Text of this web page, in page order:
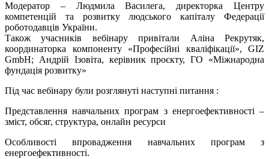
Модератор – Людмила Василега, директорка Центру
компетенцій та розвитку людського капіталу Федерації
роботодавців України.
Також учасників вебінару привітали Аліна Рекрутяк,
координаторка компоненту «Професійні кваліфікації», GIZ
GmbH; Андрій Ізовіта, керівник проєкту, ГО «Міжнародна
фундація розвитку»
Під час вебінару були розглянуті наступні питання :
Представлення навчальних програм з енергоефективності –
зміст, обсяг, структура, онлайн ресурси
Особливості впровадження навчальних програм з
енергоефективності.